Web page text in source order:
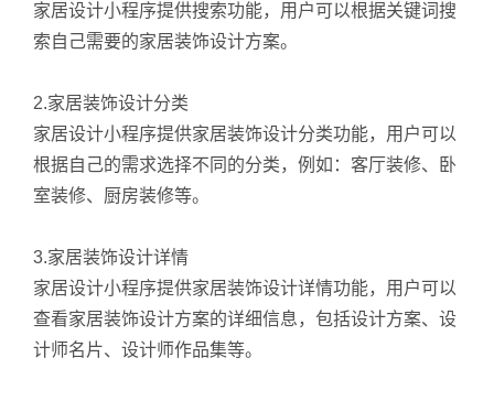
家居设计小程序提供搜索功能，用户可以根据关键词搜
索自己需要的家居装饰设计方案。
2.家居装饰设计分类
家居设计小程序提供家居装饰设计分类功能，用户可以
根据自己的需求选择不同的分类，例如：客厅装修、卧
室装修、厨房装修等。
3.家居装饰设计详情
家居设计小程序提供家居装饰设计详情功能，用户可以
查看家居装饰设计方案的详细信息，包括设计方案、设
计师名片、设计师作品集等。